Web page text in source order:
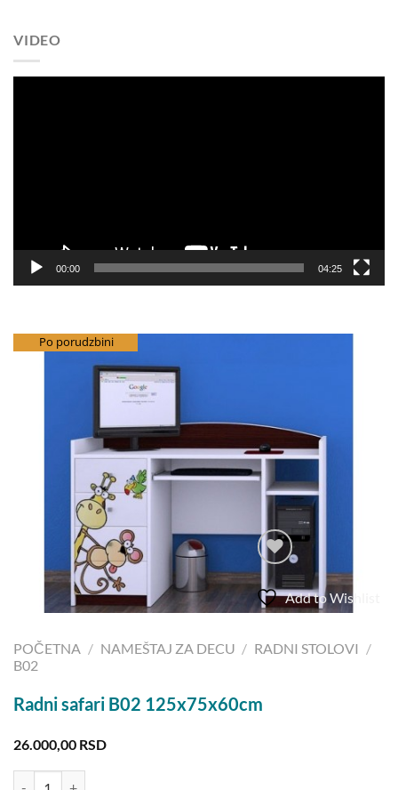
VIDEO
00:00 04:25
besplatna dostava
Po porudzbini
Add to Wishlist
POČETNA / NAMEŠTAJ ZA DECU / RADNI STOLOVI /
B02
Radni safari B02 125x75x60cm
26.000,00 RSD